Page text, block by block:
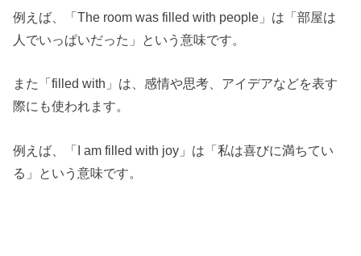
例えば、「The room was filled with people」は「部屋は
人でいっぱいだった」という意味です。
また「filled with」は、感情や思考、アイデアなどを表す
際にも使われます。
例えば、「I am filled with joy」は「私は喜びに満ちてい
る」という意味です。